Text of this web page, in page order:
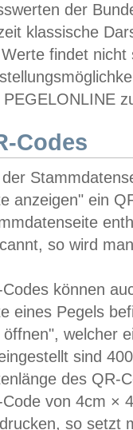
der
klassische
findet
PEGELONLINE
Codes
anzeigen" ein
so wird
Codes können
eines Pegels
öffnen", welcher
sind
des QR-
Code von 4cm ×
so setzt